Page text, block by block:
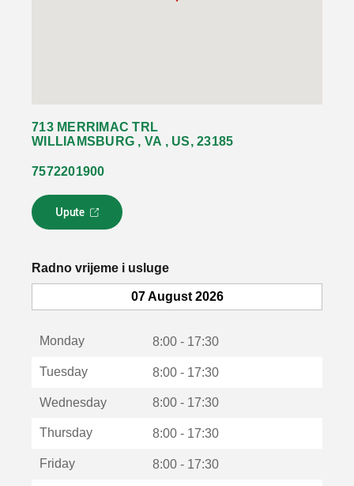
713 MERRIMAC TRL
WILLIAMSBURG , VA , US, 23185
7572201900
Upute
L
i
k
o
u
Radno vrijeme i usluge
07 August 2026
Monday 8:00 - 17:30
Tuesday 8:00 - 17:30
Wednesday 8:00 - 17:30
Thursday 8:00 - 17:30
Friday 8:00 - 17:30